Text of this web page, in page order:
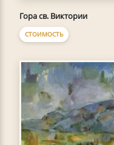
Гора св. Виктории
СТОИМОСТЬ